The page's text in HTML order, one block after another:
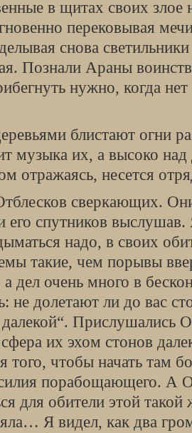
в щитах своих злое
перековывая
снова
Познали Араны
нужно, когда
блистают огни
музыка их, а высоко
отражаясь, несется
сверкающих.
его спутников
надо, в своих
такие, чем порывы
дел очень много в
не долетают ли до вас
далекой“. Прислушались
их эхом стонов
того, чтобы начать там
порабощающего. А
для обители этой такой
Я видел, как два